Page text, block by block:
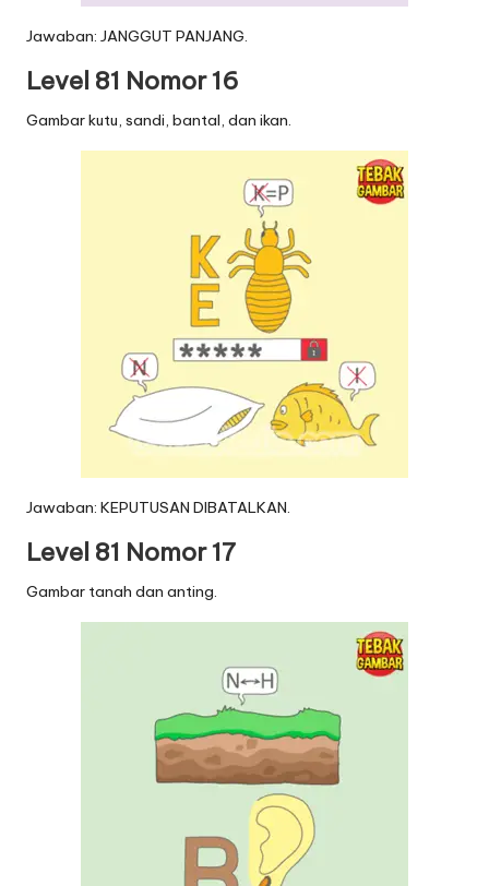
Jawaban: JANGGUT PANJANG.
Level 81 Nomor 16
Gambar kutu, sandi, bantal, dan ikan.
Jawaban: KEPUTUSAN DIBATALKAN.
Level 81 Nomor 17
Gambar tanah dan anting.